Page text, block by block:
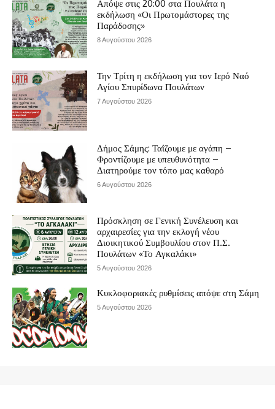
Απόψε στις 20:00 στα Πουλάτα η
εκδήλωση «Οι Πρωτομάστορες της
Παράδοσης»
8 Αυγούστου 2026
Την Τρίτη η εκδήλωση για τον Ιερό Ναό
Αγίου Σπυρίδωνα Πουλάτων
7 Αυγούστου 2026
Δήμος Σάμης: Ταΐζουμε με αγάπη –
Φροντίζουμε με υπευθυνότητα –
Διατηρούμε τον τόπο μας καθαρό
6 Αυγούστου 2026
Πρόσκληση σε Γενική Συνέλευση και
αρχαιρεσίες για την εκλογή νέου
Διοικητικού Συμβουλίου στον Π.Σ.
Πουλάτων «Το Αγκαλάκι»
5 Αυγούστου 2026
Κυκλοφοριακές ρυθμίσεις απόψε στη Σάμη
5 Αυγούστου 2026